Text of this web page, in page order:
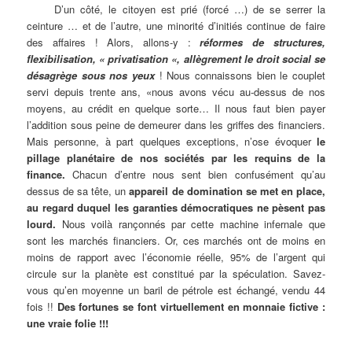
D’un côté, le citoyen est prié (forcé …) de se serrer la
ceinture … et de l’autre, une minorité d’initiés continue de faire
des affaires ! Alors, allons-y : réformes de structures,
flexibilisation, « privatisation «, allègrement le droit social se
désagrège sous nos yeux ! Nous connaissons bien le couplet
servi depuis trente ans, «nous avons vécu au-dessus de nos
moyens, au crédit en quelque sorte… Il nous faut bien payer
l’addition sous peine de demeurer dans les griffes des financiers.
Mais personne, à part quelques exceptions, n’ose évoquerle
pillage planétaire de nos sociétés par les requins de la
finance. Chacun d’entre nous sent bien confusément qu’au
dessus de sa tête, unappareil de domination se met en place,
au regard duquel les garanties démocratiques ne pèsent pas
lourd. Nous voilà rançonnés par cette machine infernale que
sont les marchés financiers. Or, ces marchés ont de moins en
moins de rapport avec l’économie réelle, 95% de l’argent qui
circule sur la planète est constitué par la spéculation. Savez-
vous qu’en moyenne un baril de pétrole est échangé, vendu 44
fois !! Des fortunes se font virtuellement en monnaie fictive :
une vraie folie !!!